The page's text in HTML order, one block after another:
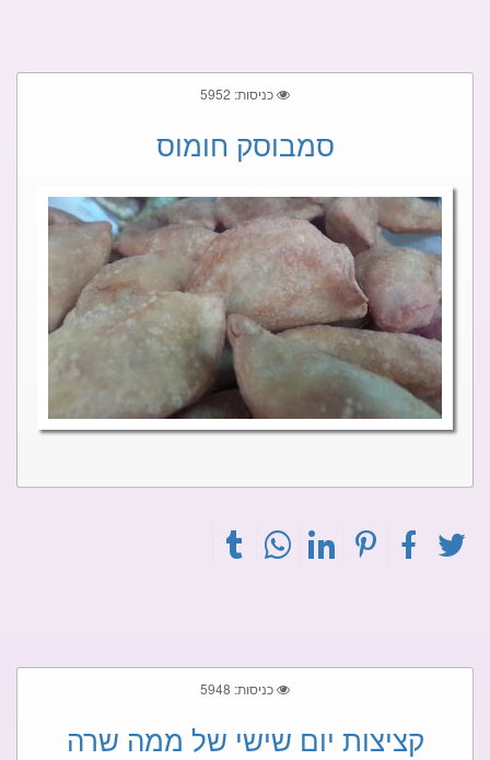
כניסות: 5952
סמבוסק חומוס
כניסות: 5948
קציצות יום שישי של ממה שרה